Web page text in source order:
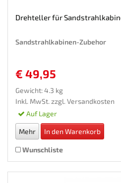
Drehteller für
Sandstrahlkabinen-Zubehor
€ 49,95
Gewicht: 4.3 kg
Inkl. MwSt. zzgl. Versandkosten
Auf Lager
Mehr In den Warenkorb
Wunschliste